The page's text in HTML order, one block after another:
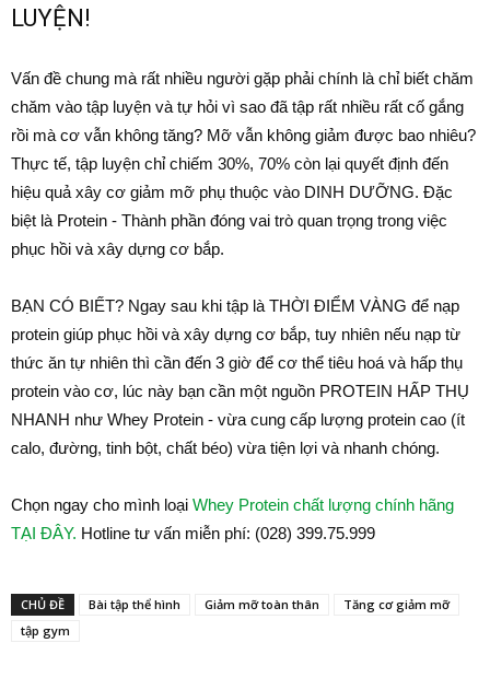
LUYỆN!
Vấn đề chung mà rất nhiều người gặp phải chính là chỉ biết chăm
chăm vào tập luyện và tự hỏi vì sao đã tập rất nhiều rất cố gắng
rồi mà cơ vẫn không tăng? Mỡ vẫn không giảm được bao nhiêu?
Thực tế, tập luyện chỉ chiếm 30%, 70% còn lại quyết định đến
hiệu quả xây cơ giảm mỡ phụ thuộc vào DINH DƯỠNG. Đặc
biệt là Protein - Thành phần đóng vai trò quan trọng trong việc
phục hồi và xây dựng cơ bắp.
BẠN CÓ BIẾT? Ngay sau khi tập là THỜI ĐIỂM VÀNG để nạp
protein giúp phục hồi và xây dựng cơ bắp, tuy nhiên nếu nạp từ
thức ăn tự nhiên thì cần đến 3 giờ để cơ thể tiêu hoá và hấp thụ
protein vào cơ, lúc này bạn cần một nguồn PROTEIN HẤP THỤ
NHANH như Whey Protein - vừa cung cấp lượng protein cao (ít
calo, đường, tinh bột, chất béo) vừa tiện lợi và nhanh chóng.
Chọn ngay cho mình loại Whey Protein chất lượng chính hãng
TẠI ĐÂY. Hotline tư vấn miễn phí: (028) 399.75.999
CHỦ ĐỀ Bài tập thể hình Giảm mỡ toàn thân
Tăng cơ giảm mỡ
tập gym